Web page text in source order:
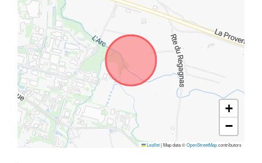
+
−
Leaflet|Map data ©OpenStreetMapcontributors